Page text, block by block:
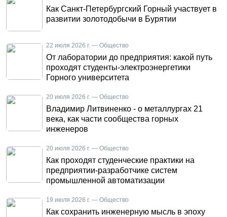
Как Санкт-Петербургский Горный участвует в
развитии золотодобычи в Бурятии
22 июля 2026 г. — Общество
От лаборатории до предприятия: какой путь
проходят студенты-электроэнергетики
Горного университета
20 июля 2026 г. — Общество
Владимир Литвиненко - о металлургах 21
века, как части сообщества горных
инженеров
20 июля 2026 г. — Общество
Как проходят студенческие практики на
предприятии-разработчике систем
промышленной автоматизации
19 июля 2026 г. — Общество
Как сохранить инженерную мысль в эпоху